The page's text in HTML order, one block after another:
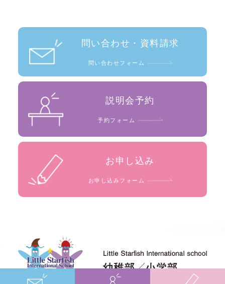
問い合わせ・資料請求
問い合わせフォーム
説明会予約
予約フォーム
お申し込み
お申し込みフォーム